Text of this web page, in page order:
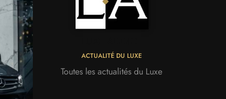
ACTUALITÉ DU LUXE
Toutes les actualités du Luxe